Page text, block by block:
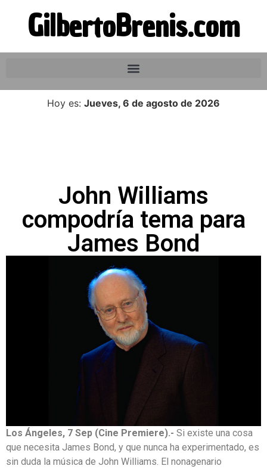
GilbertoBrenis.com
Hoy es: Jueves, 6 de agosto de 2026
John Williams
compodría tema para
James Bond
Los Ángeles, 7 Sep (Cine Premiere).- Si existe una cosa
que necesita James Bond, y que nunca ha experimentado, es
sin duda la música de John Williams. El nonagenario